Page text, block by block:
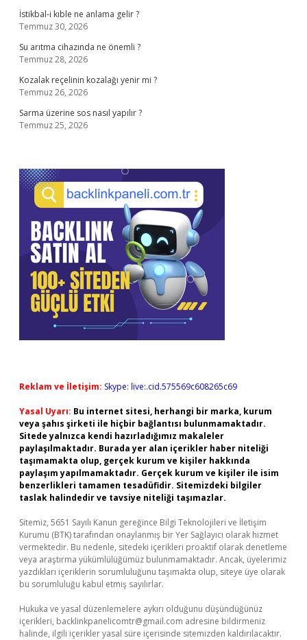
İstikbal-i kıble ne anlama gelir ?
Temmuz 30, 2026
Su arıtma cihazında ne önemli ?
Temmuz 28, 2026
Kozalak reçelinin kozalağı yenir mi ?
Temmuz 26, 2026
Sarma üzerine sos nasıl yapılır ?
Temmuz 25, 2026
Reklam ve İletişim: Skype: live:.cid.575569c608265c69
Yasal Uyarı: Bu internet sitesi, herhangi bir marka, kurum
veya şahıs şirketi ile hiçbir bağlantısı bulunmamaktadır.
Sitede yalnızca kendi hazırladığımız makaleler
paylaşılmaktadır. Burada yer alan içerikler haber niteliği
taşımamakta olup, gerçek kurum ve kişiler hakkında
paylaşım yapılmamaktadır. Gerçek kurum ve kişiler ile isim
benzerlikleri tamamen tesadüfidir. Sitemizdeki bilgiler
taslak halindedir ve tavsiye niteliği taşımazlar.
Sitemiz, 5651 Sayılı Kanun gereğince Bilgi Teknolojileri ve İletişim
Kurumu (BTK) tarafından onaylanmış bir Yer Sağlayıcı olarak hizmet
vermektedir. Bu nedenle, sitedeki içerikleri proaktif olarak denetleme
veya araştırma yükümlülüğümüz bulunmamaktadır. Ancak, üyelerimiz
yazdıkları içeriklerin sorumluluğunu taşımakta olup, siteye üye olarak
bu sorumluluğu kabul etmiş sayılırlar.
Hukuka ve yasal düzenlemelere aykırı olduğunu düşündüğünüz
içerikleri, backlinkpanelicomtr@gmail.com adresine bildirmeniz
halinde, ilgili içerikler yasal süre içerisinde sitemizden kaldırılacaktır.